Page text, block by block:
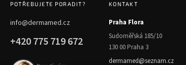
POTŘEBUJETE PORADIT?
info@dermamed.cz
+420 775 719 672
KONTAKT
Praha Flora
Sudoměřská 185/10
130 00 Praha 3
dermamed@seznam.cz